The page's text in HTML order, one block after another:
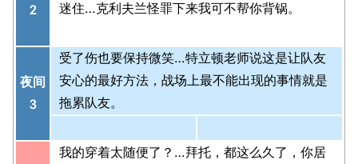
2
迷住…克利夫兰怪罪下来我可不帮你背锅。
夜间
3
受了伤也要保持微笑…特立顿老师说这是让队友
安心的最好方法，战场上最不能出现的事情就是
拖累队友。
我的穿着太随便了？…拜托，都这么久了，你居